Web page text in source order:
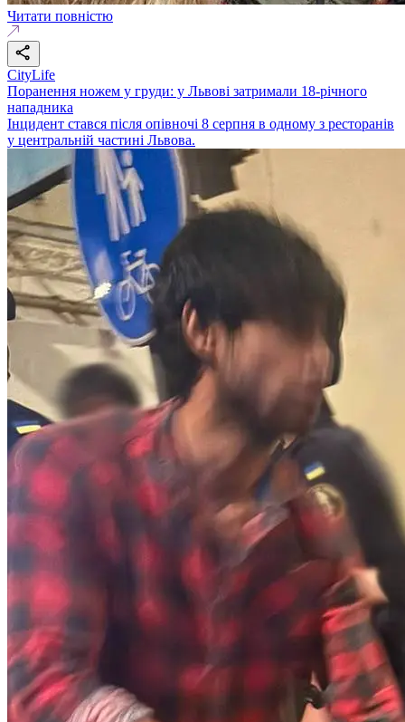
Читати повністю
CityLife
Поранення ножем у груди: у Львові затримали 18-річного
нападника
Інцидент стався після опівночі 8 серпня в одному з ресторанів
у центральній частині Львова.